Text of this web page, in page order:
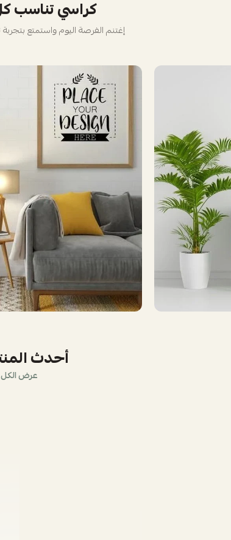
كراسي تناسب
إغتنم الفرصة اليوم واستمتع
أحدث
عرض الكل